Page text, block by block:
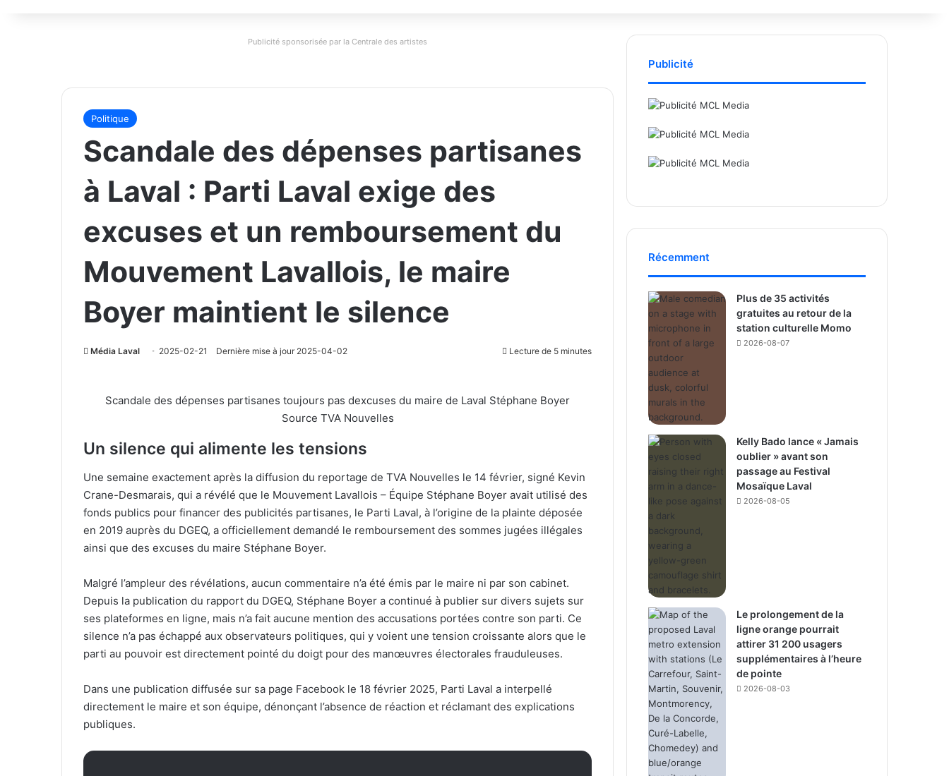
Publicité sponsorisée par la Centrale des artistes
Politique
Scandale des dépenses partisanes
à Laval : Parti Laval exige des
excuses et un remboursement du
Mouvement Lavallois, le maire
Boyer maintient le silence
Média Laval 2025-02-21 Dernière mise à jour 2025-04-02 Lecture de 5 minutes
Scandale des dépenses partisanes toujours pas dexcuses du maire de Laval Stéphane Boyer
Source TVA Nouvelles
Un silence qui alimente les tensions
Une semaine exactement après la diffusion du reportage de TVA Nouvelles le 14 février, signé Kevin
Crane-Desmarais, qui a révélé que le Mouvement Lavallois – Équipe Stéphane Boyer avait utilisé des
fonds publics pour financer des publicités partisanes, le Parti Laval, à l’origine de la plainte déposée
en 2019 auprès du DGEQ, a officiellement demandé le remboursement des sommes jugées illégales
ainsi que des excuses du maire Stéphane Boyer.
Malgré l’ampleur des révélations, aucun commentaire n’a été émis par le maire ni par son cabinet.
Depuis la publication du rapport du DGEQ, Stéphane Boyer a continué à publier sur divers sujets sur
ses plateformes en ligne, mais n’a fait aucune mention des accusations portées contre son parti. Ce
silence n’a pas échappé aux observateurs politiques, qui y voient une tension croissante alors que le
parti au pouvoir est directement pointé du doigt pour des manœuvres électorales frauduleuses.
Dans une publication diffusée sur sa page Facebook le 18 février 2025, Parti Laval a interpellé
directement le maire et son équipe, dénonçant l’absence de réaction et réclamant des explications
publiques.
Publicité
Récemment
Plus de 35 activités
gratuites au retour de la
station culturelle Momo
2026-08-07
Kelly Bado lance « Jamais
oublier » avant son
passage au Festival
Mosaïque Laval
2026-08-05
Le prolongement de la
ligne orange pourrait
attirer 31 200 usagers
supplémentaires à l’heure
de pointe
2026-08-03